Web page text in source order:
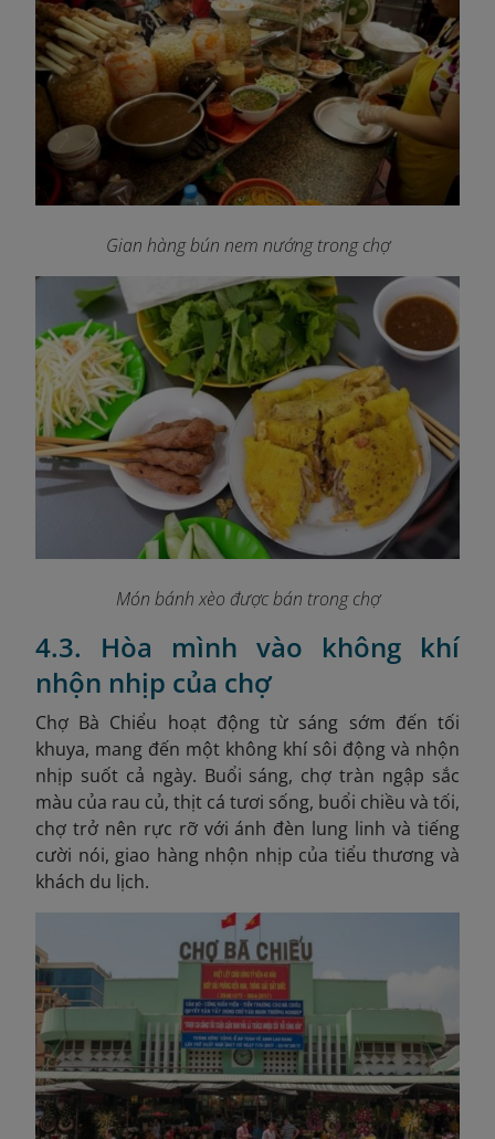
Gian hàng bún nem nướng trong chợ
Món bánh xèo được bán trong chợ
4.3. Hòa mình vào không khí
nhộn nhịp của chợ
Chợ Bà Chiểu hoạt động từ sáng sớm đến tối
khuya, mang đến một không khí sôi động và nhộn
nhịp suốt cả ngày. Buổi sáng, chợ tràn ngập sắc
màu của rau củ, thịt cá tươi sống, buổi chiều và tối,
chợ trở nên rực rỡ với ánh đèn lung linh và tiếng
cười nói, giao hàng nhộn nhịp của tiểu thương và
khách du lịch.